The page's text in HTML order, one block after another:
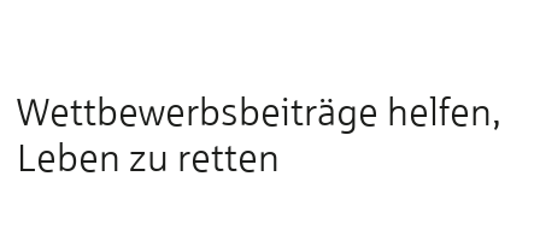
Wettbewerbsbeiträge helfen,
Leben zu retten